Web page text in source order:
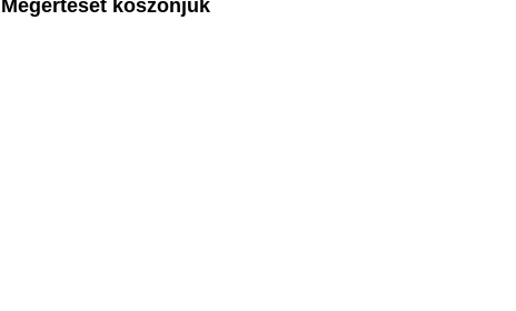
Megértését köszönjük